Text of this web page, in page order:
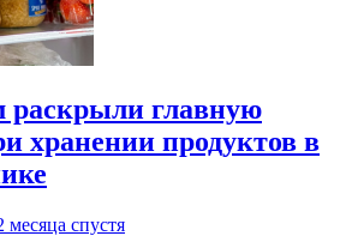
раскрыли главную
хранении продуктов в
месяца спустя